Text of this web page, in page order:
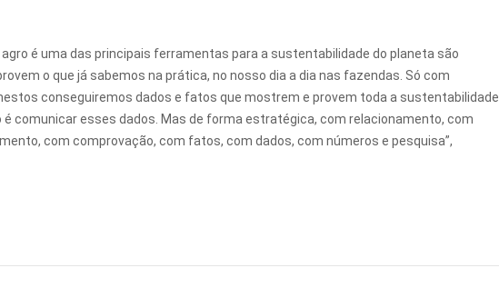
é uma das principais ferramentas para a sustentabilidade do planeta são
o que já sabemos na prática, no nosso dia a dia nas fazendas. Só com
conseguiremos dados e fatos que mostrem e provem toda a sustentabilidade
é comunicar esses dados. Mas de forma estratégica, com relacionamento, com
com comprovação, com fatos, com dados, com números e pesquisa”,